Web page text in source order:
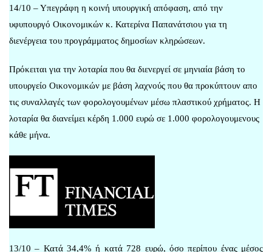
14/10 – Υπεγράφη η κοινή υπουργική απόφαση, από την
υφυπουργό Οικονομικών κ. Κατερίνα Παπανάτσιου για τη
διενέργεια του προγράμματος δημοσίων κληρώσεων.
Πρόκειται για την λοταρία που θα διενεργεί σε μηνιαία βάση το
υπουργείο Οικονομικών με βάση λαχνούς που θα προκύπτουν απο
τις συναλλαγές των φορολογουμένων μέσω πλαστικού χρήματος. Η
λοταρία θα διανείμει κέρδη 1.000 ευρώ σε 1.000 φορολογουμενους
κάθε μήνα.
13/10 – Κατά 34,4% ή κατά 728 ευρώ, όσο περίπου ένας μέσος